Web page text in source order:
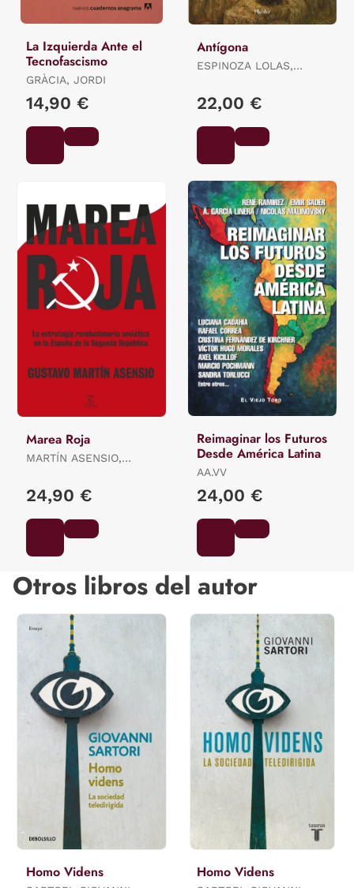
La Izquierda Ante el
Tecnofascismo
GRÀCIA, JORDI
14,90 €
Antígona
ESPINOZA LOLAS,
22,00 €
Marea Roja
MARTÍN ASENSIO,
24,90 €
Reimaginar los Futuros
Desde América Latina
AA.VV
24,00 €
Otros libros del autor
Homo Videns Homo Videns